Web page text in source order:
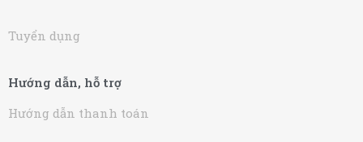
Tuyển dụng
Hướng dẫn, hỗ trợ
Hướng dẫn thanh toán